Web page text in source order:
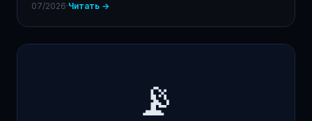
07/2026·Читать →
📡